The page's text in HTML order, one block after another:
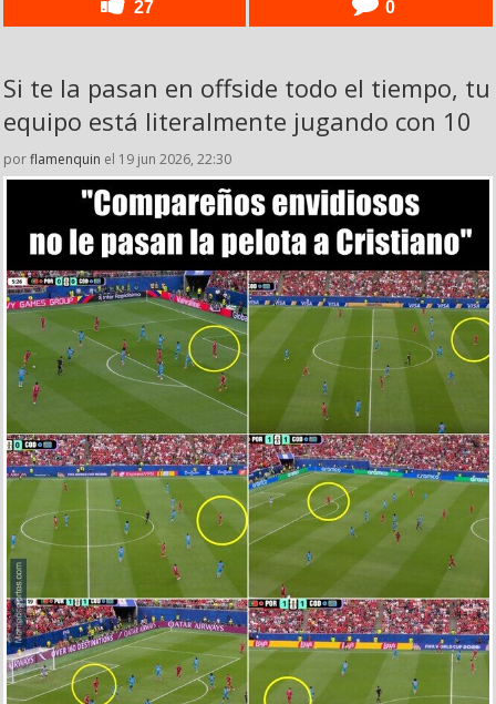
27 0
Si te la pasan en offside todo el tiempo, tu
equipo está literalmente jugando con 10
porflamenquin el 19 jun 2026, 22:30